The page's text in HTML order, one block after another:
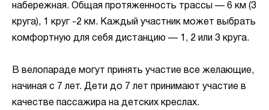
набережная. Общая протяженность трассы — 6 км (3
круга), 1 круг -2 км. Каждый участник может выбрать
комфортную для себя дистанцию — 1, 2 или 3 круга.
В велопараде могут принять участие все желающие,
начиная с 7 лет. Дети до 7 лет принимают участие в
качестве пассажира на детских креслах.